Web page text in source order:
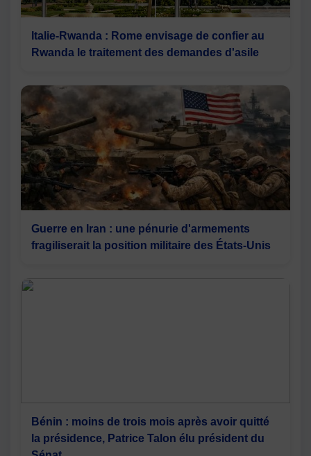
Italie-Rwanda : Rome envisage de confier au
Rwanda le traitement des demandes d'asile
Guerre en Iran : une pénurie d'armements
fragiliserait la position militaire des États-Unis
Bénin : moins de trois mois après avoir quitté
la présidence, Patrice Talon élu président du